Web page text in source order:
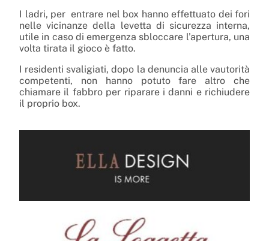
I ladri, per entrare nel box hanno effettuato dei fori
nelle vicinanze della levetta di sicurezza interna,
utile in caso di emergenza sbloccare l’apertura, una
volta tirata il gioco è fatto.
I residenti svaligiati, dopo la denuncia alle vautorità
competenti, non hanno potuto fare altro che
chiamare il fabbro per riparare i danni e richiudere
il proprio box.